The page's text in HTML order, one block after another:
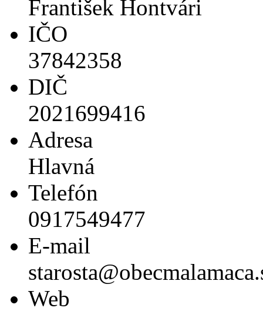
František Hontvári
IČO
37842358
DIČ
2021699416
Adresa
Hlavná
Telefón
0917549477
E-mail
Web